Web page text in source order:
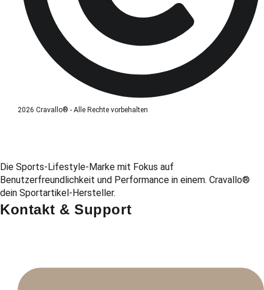
2026 Cravallo® - Alle Rechte vorbehalten
Die Sports-Lifestyle-Marke mit Fokus auf
Benutzerfreundlichkeit und Performance in einem. Cravallo®
dein Sportartikel-Hersteller.
Kontakt & Support